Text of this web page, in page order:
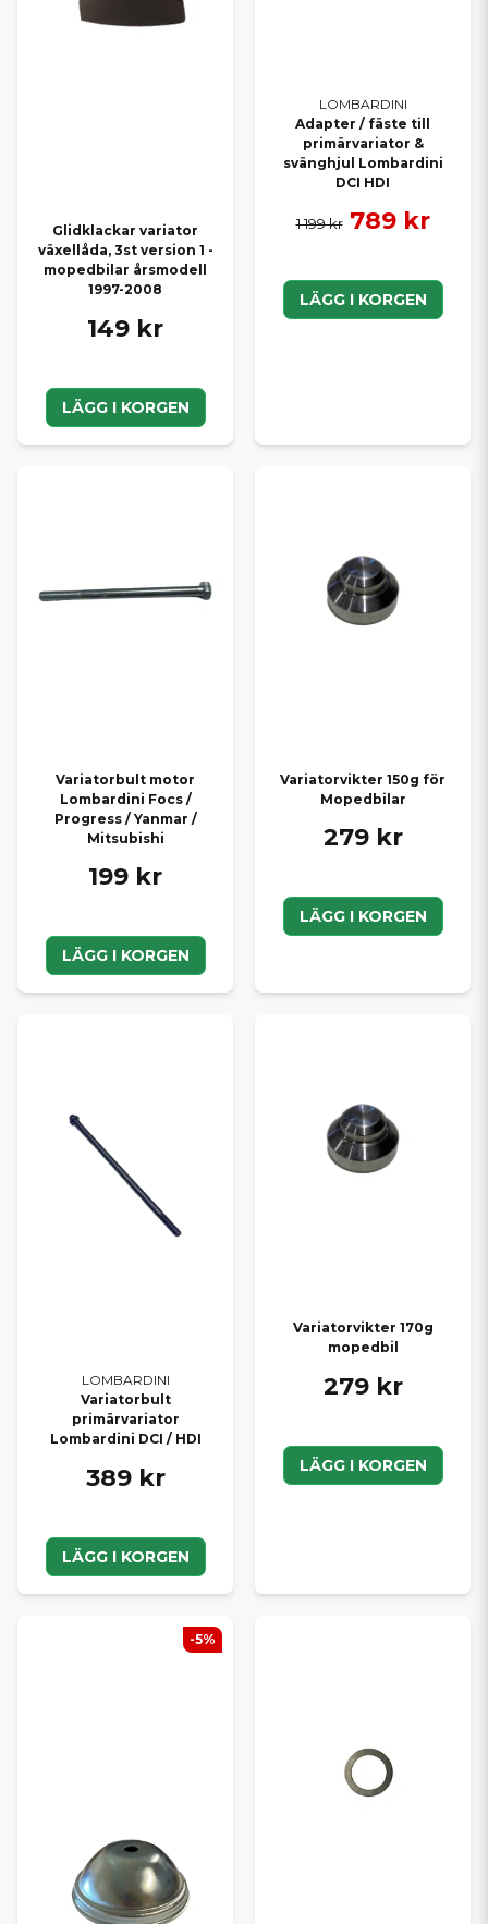
Glidklackar variator
växellåda, 3st version 1 -
mopedbilar årsmodell
1997-2008
149 kr
LÄGG I KORGEN
LOMBARDINI
Adapter / fäste till
primärvariator &
svänghjul Lombardini
DCI HDI
1 199 kr 789 kr
LÄGG I KORGEN
Variatorbult motor
Lombardini Focs /
Progress / Yanmar /
Mitsubishi
199 kr
LÄGG I KORGEN
Variatorvikter 150g för
Mopedbilar
279 kr
LÄGG I KORGEN
LOMBARDINI
Variatorbult
primärvariator
Lombardini DCI / HDI
389 kr
LÄGG I KORGEN
Variatorvikter 170g
mopedbil
279 kr
LÄGG I KORGEN
-5%